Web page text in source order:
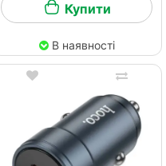
Купити
В наявності